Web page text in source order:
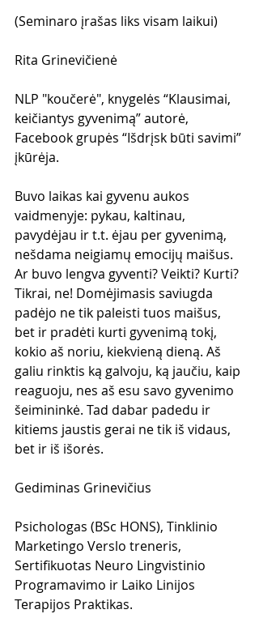
(Seminaro įrašas liks visam laikui)
Rita Grinevičienė
NLP "koučerė", knygelės “Klausimai,
keičiantys gyvenimą” autorė,
Facebook grupės “Išdrįsk būti savimi”
įkūrėja.
Buvo laikas kai gyvenu aukos
vaidmenyje: pykau, kaltinau,
pavydėjau ir t.t. ėjau per gyvenimą,
nešdama neigiamų emocijų maišus.
Ar buvo lengva gyventi? Veikti? Kurti?
Tikrai, ne! Domėjimasis saviugda
padėjo ne tik paleisti tuos maišus,
bet ir pradėti kurti gyvenimą tokį,
kokio aš noriu, kiekvieną dieną. Aš
galiu rinktis ką galvoju, ką jaučiu, kaip
reaguoju, nes aš esu savo gyvenimo
šeimininkė. Tad dabar padedu ir
kitiems jaustis gerai ne tik iš vidaus,
bet ir iš išorės.
Gediminas Grinevičius
Psichologas (BSc HONS), Tinklinio
Marketingo Verslo treneris,
Sertifikuotas Neuro Lingvistinio
Programavimo ir Laiko Linijos
Terapijos Praktikas.